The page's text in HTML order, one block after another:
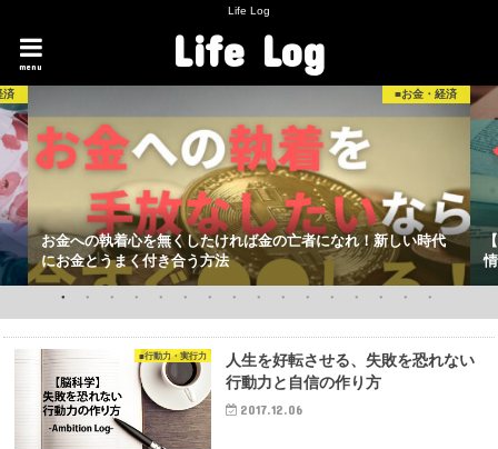
Life Log
Life Log
menu
済 ■お金・経済
お金への執着心を無くしたければ金の亡者になれ！新しい時代
にお金とうまく付き合う方法
■行動力・実行力
人生を好転させる、失敗を恐れない
行動力と自信の作り方
2017.12.06